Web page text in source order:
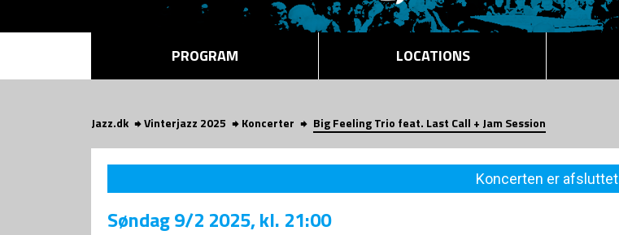
PROGRAM LOCATIONS
Jazz.dk Vinterjazz 2025 Koncerter Big Feeling Trio feat. Last Call + Jam Session
Koncerten er afsluttet
Søndag9/2 2025, kl. 21:00